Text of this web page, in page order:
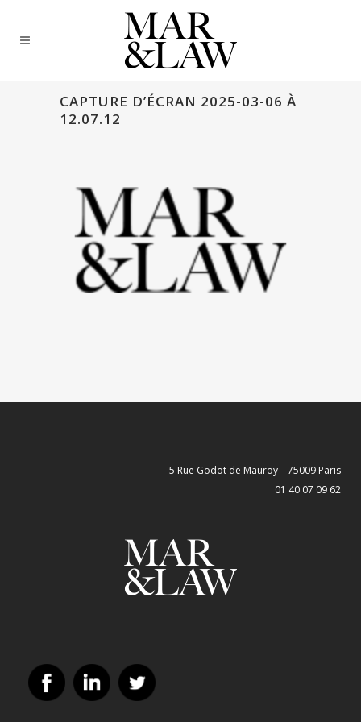
CAPTURE D’ÉCRAN 2025-03-06 À
12.07.12
5 Rue Godot de Mauroy – 75009 Paris
01 40 07 09 62